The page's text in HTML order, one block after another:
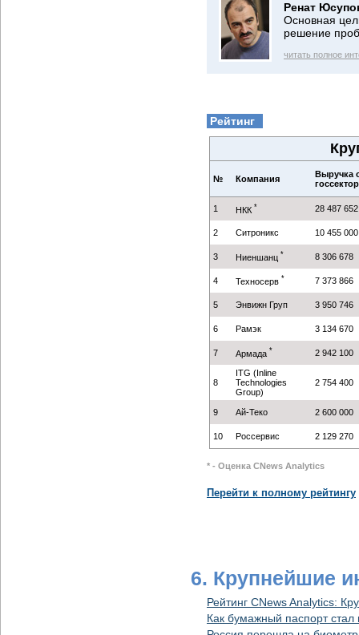
Ренат
Основная
решение
читать полное
Рейтинг
№ Компания
Выручка
1 НКК * 28 487 652
2 Ситроникс 10 455 000
3 Ниеншанц * 8 306 678
4 Техносерв * 7 373 866
5 Энвижн Груп 3 950 746
6 Рамэк 3 134 670
7 Армада * 2 942 100
8
ITG (Inline
Technologies
Group)
2 754 400
9 Ай-Теко 2 600 000
10 Россервис 2 129 270
* - Оценка CNews Analytics
Перейти к полному рейтингу
6. Крупнейшие
Рейтинг CNews Analytics:
Как бумажный паспорт